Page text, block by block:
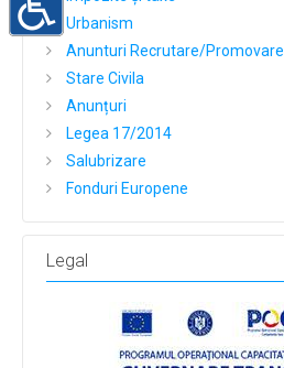
ContactUrbanism
Anunturi Recrutare/Promovare
Stare Civila
Anunțuri
Legea 17/2014
Salubrizare
Fonduri Europene
Legal